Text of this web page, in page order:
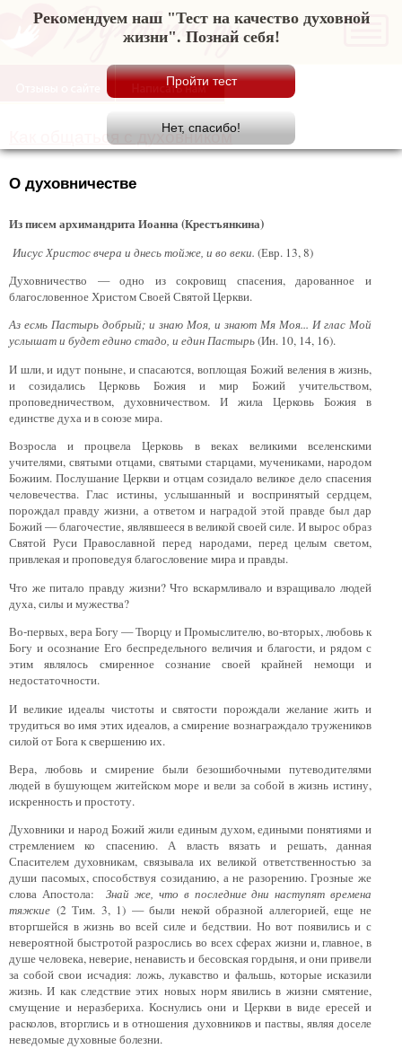
Рекомендуем наш "Тест на качество духовной
жизни". Познай себя!
Как общаться с духовником
О духовничестве
Из писем архимандрита Иоанна (Крестъянкина)
Иисус Христос вчера и днесь тойже, и во веки. (Евр. 13, 8)
Духовничество — одно из сокровищ спасения, дарованное и
благословенное Христом Своей Святой Церкви.
Аз есмь Пастырь добрый; и знаю Моя, и знают Мя Моя... И глас Мой
услышат и будет едино стадо, и един Пастырь(Ин. 10, 14, 16).
И шли, и идут поныне, и спасаются, воплощая Божий веления в жизнь,
и созидались Церковь Божия и мир Божий учительством,
проповедничеством, духовничеством. И жила Церковь Божия в
единстве духа и в союзе мира.
Возросла и процвела Церковь в веках великими вселенскими
учителями, святыми отцами, святыми старцами, мучениками, народом
Божиим. Послушание Церкви и отцам созидало великое дело спасения
человечества. Глас истины, услышанный и воспринятый сердцем,
порождал правду жизни, а ответом и наградой этой правде был дар
Божий — благочестие, являвшееся в великой своей силе. И вырос образ
Святой Руси Православной перед народами, перед целым светом,
привлекая и проповедуя благословение мира и правды.
Что же питало правду жизни? Что вскармливало и взращивало людей
духа, силы и мужества?
Во-первых, вера Богу — Творцу и Промыслителю, во-вторых, любовь к
Богу и осознание Его беспредельного величия и благости, и рядом с
этим являлось смиренное сознание своей крайней немощи и
недостаточности.
И великие идеалы чистоты и святости порождали желание жить и
трудиться во имя этих идеалов, а смирение вознаграждало тружеников
силой от Бога к свершению их.
Вера, любовь и смирение были безошибочными путеводителями
людей в бушующем житейском море и вели за собой в жизнь истину,
искренность и простоту.
Духовники и народ Божий жили единым духом, едиными понятиями и
стремлением ко спасению. А власть вязать и решать, данная
Спасителем духовникам, связывала их великой ответственностью за
души пасомых, способствуя созиданию, а не разорению. Грозные же
слова Апостола:Знай же, что в последние дни наступят времена
тяжкие (2 Тим. 3, 1) — были некой образной аллегорией, еще не
вторгшейся в жизнь во всей силе и бедствии. Но вот поя­вились и с
невероятной быстротой разрослись во всех сферах жизни и, главное, в
душе человека, неверие, ненависть и бесовская гордыня, и они привели
за собой свои исчадия: ложь, лукавство и фальшь, которые исказили
жизнь. И как следствие этих новых норм явились в жизни смятение,
смущение и неразбериха. Коснулись они и Церкви в виде ересей и
расколов, вторглись и в отношения духовников и паствы, являя доселе
неведомые духовные болезни.